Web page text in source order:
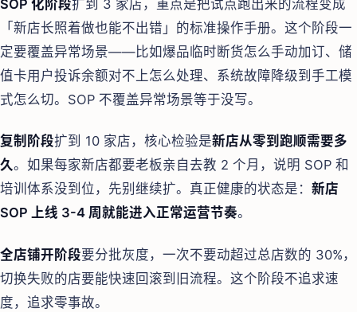
SOP 化阶段扩到 3 家店，重点是把试点跑出来的流程变成
「新店长照着做也能不出错」的标准操作手册。这个阶段一
定要覆盖异常场景——比如爆品临时断货怎么手动加订、储
值卡用户投诉余额对不上怎么处理、系统故障降级到手工模
式怎么切。SOP 不覆盖异常场景等于没写。
复制阶段扩到 10 家店，核心检验是新店从零到跑顺需要多
久。如果每家新店都要老板亲自去教 2 个月，说明 SOP 和
培训体系没到位，先别继续扩。真正健康的状态是： 新店
SOP 上线 3-4 周就能进入正常运营节奏。
全店铺开阶段要分批灰度，一次不要动超过总店数的 30%，
切换失败的店要能快速回滚到旧流程。这个阶段不追求速
度，追求零事故。